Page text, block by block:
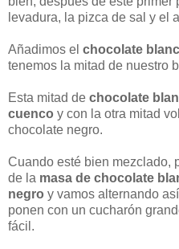
levadura, la pizca de sal y el
Añadimos el chocolate
tenemos la mitad de nuestro
Esta mitad de chocolate
cuenco y con la otra mitad
chocolate negro.
Cuando esté bien mezclado,
de la masa de chocolate
negro y vamos alternando
ponen con un cucharón
fácil.